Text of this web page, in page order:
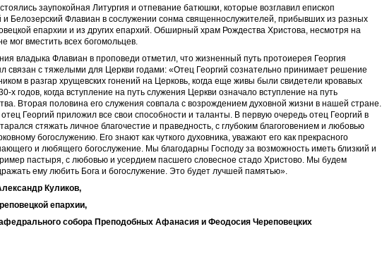
заупокойная Литургия и отпевание батюшки, которые возглавил епископ
и Белозерский Флавиан в сослужении сонма священнослужителей, прибывших из разных
епархии и из других епархий. Обширный храм Рождества Христова, несмотря на
мог вместить всех богомольцев.
владыка Флавиан в проповеди отметил, что жизненный путь протоиерея Георгия
связан с тяжелыми для Церкви годами: «Отец Георгий сознательно принимает решение
в разгар хрущевских гонений на Церковь, когда еще живы были свидетели кровавых
х годов, когда вступление на путь служения Церкви означало вступление на путь
Вторая половина его служения совпала с возрождением духовной жизни в нашей стране.
Георгий приложил все свои способности и таланты. В первую очередь отец Георгий в
стяжать личное благочестие и праведность, с глубоким благоговением и любовью
богослужению. Его знают как чуткого духовника, уважают его как прекрасного
и любящего богослужение. Мы благодарны Господу за возможность иметь близкий и
пастыря, с любовью и усердием пасшего словесное стадо Христово. Мы будем
ему любить Бога и богослужение. Это будет лучшей памятью».
Куликов,
епархии,
собора Преподобных Афанасия и Феодосия Череповецких